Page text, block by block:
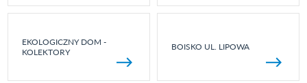
EKOLOGICZNY DOM -
KOLEKTORY
BOISKO UL. LIPOWA